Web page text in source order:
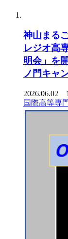
神山まる
レジオ高
明会」を
ノ門キャ
2026.06.02
国際高等専